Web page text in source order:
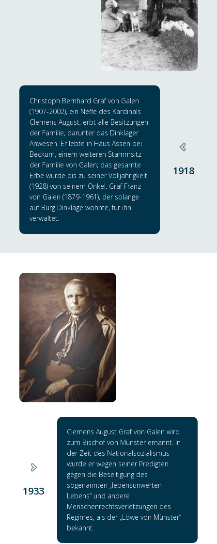
Christoph Bernhard Graf von Galen
(1907-2002), ein Neffe des Kardinals
Clemens August, erbt alle Besitzungen
der Familie, darunter das Dinklager
Anwesen. Er lebte in Haus Assen bei
Beckum, einem weiteren Stammsitz
der Familie von Galen; das gesamte
Erbe wurde bis zu seiner Volljährigkeit
(1928) von seinem Onkel, Graf Franz
von Galen (1879-1961), der solange
auf Burg Dinklage wohnte, für ihn
verwaltet.
1918
1933
Clemens August Graf von Galen wird
zum Bischof von Münster ernannt. In
der Zeit des Nationalsozialismus
wurde er wegen seiner Predigten
gegen die Beseitigung des
sogenannten „lebensunwerten
Lebens“ und andere
Menschenrechtsverletzungen des
Regimes, als der „Löwe von Münster“
bekannt.